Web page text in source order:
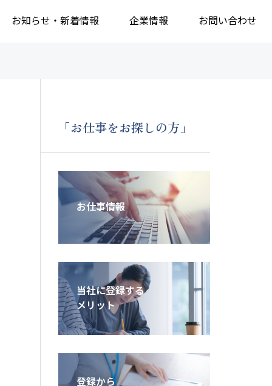
お知らせ・新着情報 企業情報 お問い合わせ
「お仕事をお探しの方」
お仕事情報
当社に登録する
メリット
登録から